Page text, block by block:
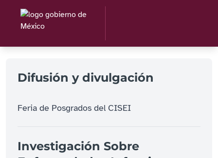
Difusión y divulgación
Feria de Posgrados del CISEI
Investigación Sobre